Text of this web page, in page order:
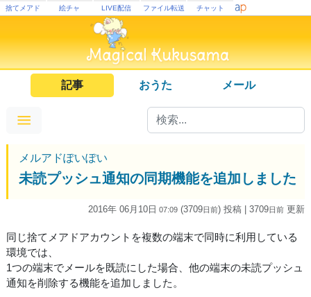
捨てメアド 絵チャ LIVE配信 ファイル転送 チャット
記事 おうた メール
メルアドぽいぽい
未読プッシュ通知の同期機能を追加しました
2016年 06月10日 07:09 (3709日前) 投稿 | 3709日前 更新
同じ捨てメアドアカウントを複数の端末で同時に利用している
環境では、
1つの端末でメールを既読にした場合、他の端末の未読プッシュ
通知を削除する機能を追加しました。